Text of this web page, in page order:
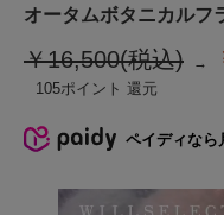
オータムボタニカルフ
￥16,500(税込)
105
ペイディなら